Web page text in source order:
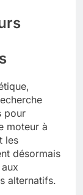
pour
moteur à
les
désormais
alternatifs.